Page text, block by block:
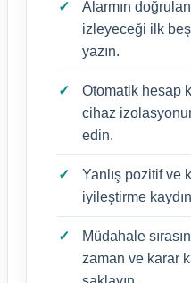
Alarmın
izleyeceği ilk
yazın.
Otomatik hesap
cihaz
edin.
Yanlış pozitif ve
iyileştirme
Müdahale
zaman ve karar